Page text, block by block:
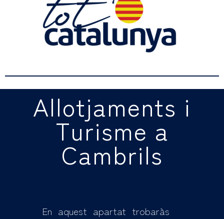
Allotjaments i
Turisme a
Cambrils
En aquest apartat trobaràs